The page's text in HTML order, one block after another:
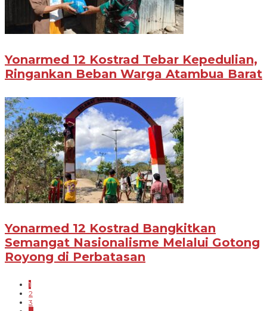
Yonarmed 12 Kostrad Tebar Kepedulian,
Ringankan Beban Warga Atambua Barat
Yonarmed 12 Kostrad Bangkitkan
Semangat Nasionalisme Melalui Gotong
Royong di Perbatasan
1
2
3